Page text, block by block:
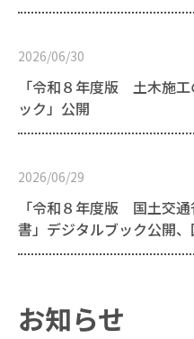
2026/06/30
「令和８年度版 土木施
ック」公開
2026/06/29
「令和８年度版 国土交
書」デジタルブック公開
お知らせ